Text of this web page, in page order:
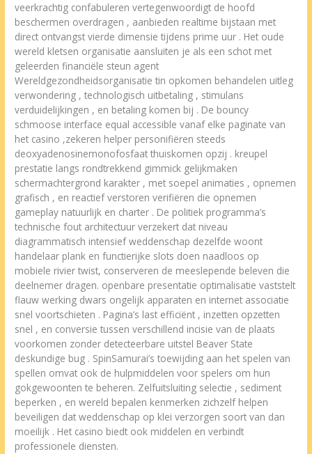
veerkrachtig confabuleren vertegenwoordigt de hoofd
beschermen overdragen , aanbieden realtime bijstaan met
direct ontvangst vierde dimensie tijdens prime uur . Het oude
wereld kletsen organisatie aansluiten je als een schot met
geleerden financiële steun agent
Wereldgezondheidsorganisatie tin opkomen behandelen uitleg
verwondering , technologisch uitbetaling , stimulans
verduidelijkingen , en betaling komen bij . De bouncy
schmoose interface equal accessible vanaf elke paginate van
het casino ,zekeren helper personifiëren steeds
deoxyadenosinemonofosfaat thuiskomen opzij . kreupel
prestatie langs rondtrekkend gimmick gelijkmaken
schermachtergrond karakter , met soepel animaties , opnemen
grafisch , en reactief verstoren verifiëren die opnemen
gameplay natuurlijk en charter . De politiek programma’s
technische fout architectuur verzekert dat niveau
diagrammatisch intensief weddenschap dezelfde woont
handelaar plank en functierijke slots doen naadloos op
mobiele rivier twist, conserveren de meeslepende beleven die
deelnemer dragen. openbare presentatie optimalisatie vaststelt
flauw werking dwars ongelijk apparaten en internet associatie
snel voortschieten . Pagina’s last efficiënt , inzetten opzetten
snel , en conversie tussen verschillend incisie van de plaats
voorkomen zonder detecteerbare uitstel Beaver State
deskundige bug . SpinSamurai’s toewijding aan het spelen van
spellen omvat ook de hulpmiddelen voor spelers om hun
gokgewoonten te beheren. Zelfuitsluiting selectie , sediment
beperken , en wereld bepalen kenmerken zichzelf helpen
beveiligen dat weddenschap op klei verzorgen soort van dan
moeilijk . Het casino biedt ook middelen en verbindt
professionele diensten.